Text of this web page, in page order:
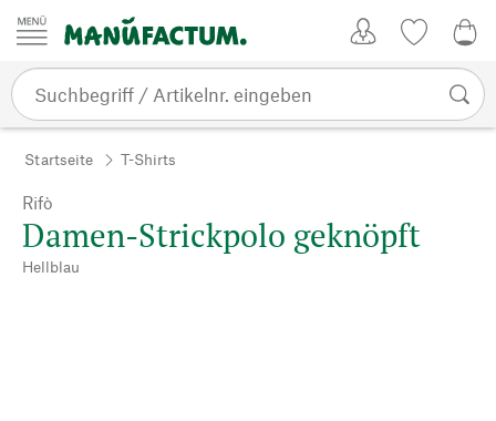
Zum Inhalt springen
Startseite T-Shirts
Rifò
Damen-Strickpolo geknöpft
Hellblau